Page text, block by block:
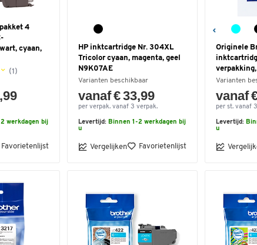
4
cyaan,
(1)
werkdagen bij
Favorietenlijst
HP inktcartridge Nr. 304XL
Tricolor cyaan, magenta, geel
N9K07AE
Varianten beschikbaar
vanaf € 33,99
per verpak. vanaf 3 verpak.
Levertijd: Binnen 1-2 werkdagen bij
u
Vergelijken Favorietenlijst
Originele
Varianten
vanaf
per st. vanaf
Levertijd:
u